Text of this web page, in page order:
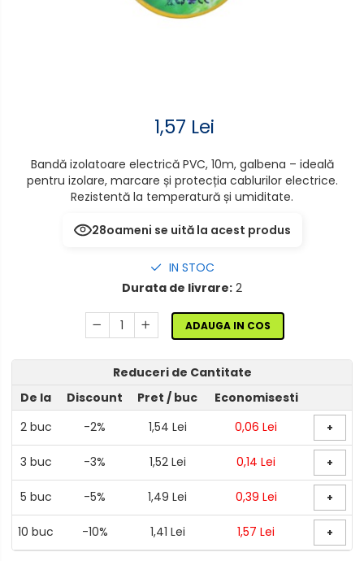
Triplu Stecher
Întrerupătoare/Comutatoare
1,57 Lei
Bandă izolatoare electrică PVC, 10m, galbena – ideală
pentru izolare, marcare și protecția cablurilor electrice.
Rezistentă la temperatură și umiditate.
28oameni se uită la acest produs
IN STOC
Durata de livrare: 2
ADAUGA IN COS
Reduceri de Cantitate
De la
Discount Pret / buc
Economisesti
2buc -2% 1,54 Lei 0,06 Lei +
3 buc -3% 1,52 Lei 0,14 Lei +
5 buc -5% 1,49 Lei 0,39 Lei +
10 buc -10% 1,41 Lei 1,57 Lei +